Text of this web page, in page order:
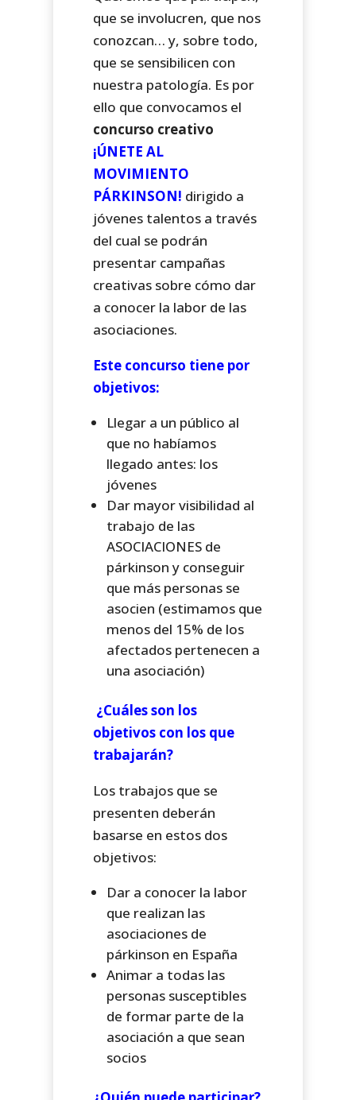
que se involucren, que nos
conozcan… y, sobre todo,
que se sensibilicen con
nuestra patología. Es por
ello que convocamos el
concurso creativo
¡ÚNETE AL
MOVIMIENTO
PÁRKINSON! dirigido a
jóvenes talentos a través
del cual se podrán
presentar campañas
creativas sobre cómo dar
a conocer la labor de las
asociaciones.
Este concurso tiene por
objetivos:
Llegar a un público al
que no habíamos
llegado antes: los
jóvenes
Dar mayor visibilidad al
trabajo de las
ASOCIACIONES de
párkinson y conseguir
que más personas se
asocien (estimamos que
menos del 15% de los
afectados pertenecen a
una asociación)
¿Cuáles son los
objetivos con los que
trabajarán?
Los trabajos que se
presenten deberán
basarse en estos dos
objetivos:
Dar a conocer la labor
que realizan las
asociaciones de
párkinson en España
Animar a todas las
personas susceptibles
de formar parte de la
asociación a que sean
socios